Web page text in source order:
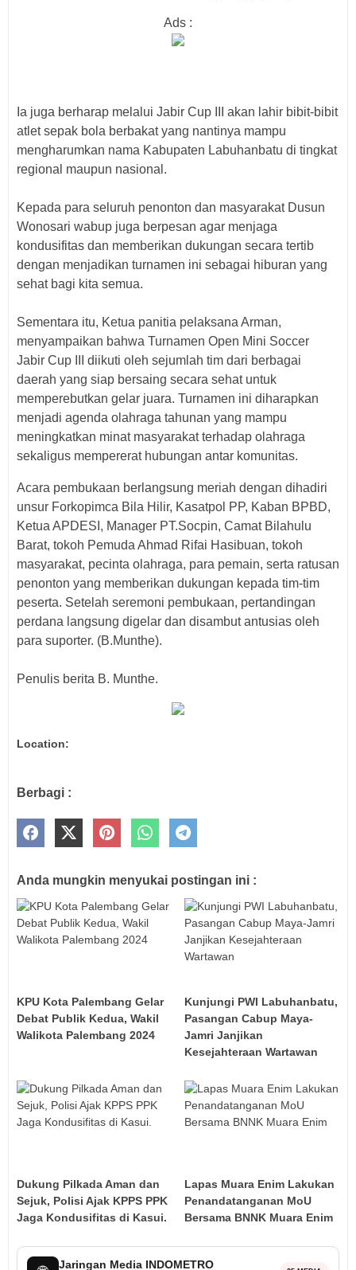
Ads :
Ia juga berharap melalui Jabir Cup III akan lahir bibit-bibit
atlet sepak bola berbakat yang nantinya mampu
mengharumkan nama Kabupaten Labuhanbatu di tingkat
regional maupun nasional.
Kepada para seluruh penonton dan masyarakat Dusun
Wonosari wabup juga berpesan agar menjaga
kondusifitas dan memberikan dukungan secara tertib
dengan menjadikan turnamen ini sebagai hiburan yang
sehat bagi kita semua.
Sementara itu, Ketua panitia pelaksana Arman,
menyampaikan bahwa Turnamen Open Mini Soccer
Jabir Cup III diikuti oleh sejumlah tim dari berbagai
daerah yang siap bersaing secara sehat untuk
memperebutkan gelar juara. Turnamen ini diharapkan
menjadi agenda olahraga tahunan yang mampu
meningkatkan minat masyarakat terhadap olahraga
sekaligus mempererat hubungan antar komunitas.
Acara pembukaan berlangsung meriah dengan dihadiri
unsur Forkopimca Bila Hilir, Kasatpol PP, Kaban BPBD,
Ketua APDESI, Manager PT.Socpin, Camat Bilahulu
Barat, tokoh Pemuda Ahmad Rifai Hasibuan, tokoh
masyarakat, pecinta olahraga, para pemain, serta ratusan
penonton yang memberikan dukungan kepada tim-tim
peserta. Setelah seremoni pembukaan, pertandingan
perdana langsung digelar dan disambut antusias oleh
para suporter. (B.Munthe).
Penulis berita B. Munthe.
Location:
Berbagi :
Anda mungkin menyukai postingan ini :
KPU Kota Palembang Gelar
Debat Publik Kedua, Wakil
Walikota Palembang 2024
Kunjungi PWI Labuhanbatu,
Pasangan Cabup Maya-
Jamri Janjikan
Kesejahteraan Wartawan
Dukung Pilkada Aman dan
Sejuk, Polisi Ajak KPPS PPK
Jaga Kondusifitas di Kasui.
Lapas Muara Enim Lakukan
Penandatanganan MoU
Bersama BNNK Muara Enim
Jaringan Media INDOMETRO